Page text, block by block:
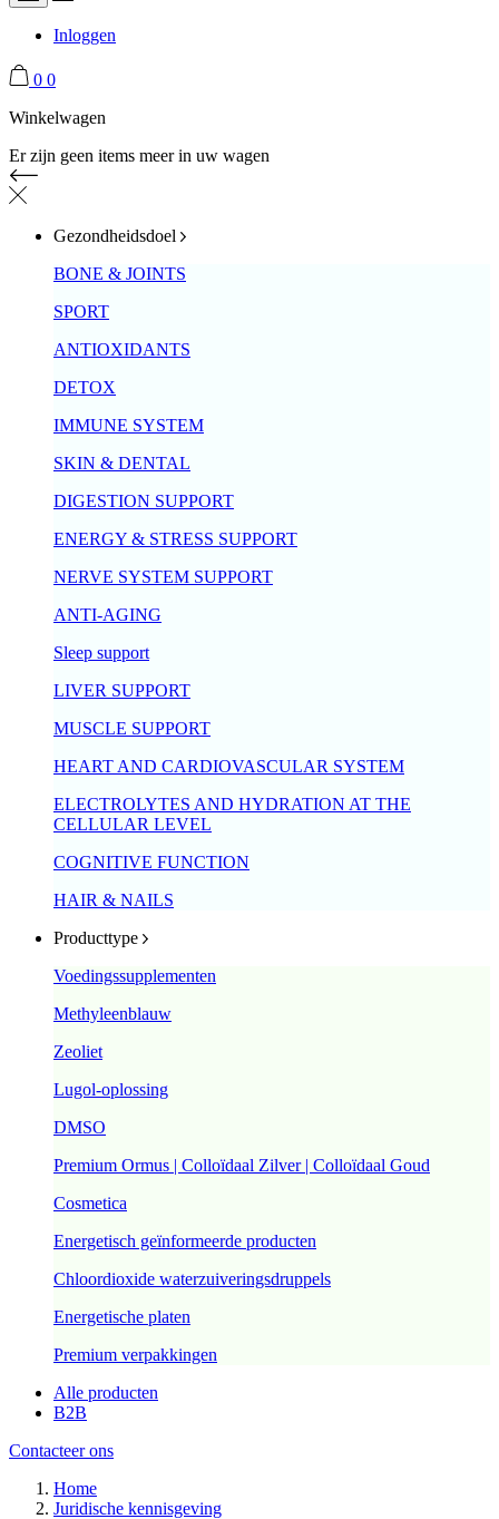
Inloggen
0 0
Winkelwagen
Er zijn geen items meer in uw wagen
Gezondheidsdoel
BONE & JOINTS
SPORT
ANTIOXIDANTS
DETOX
IMMUNE SYSTEM
SKIN & DENTAL
DIGESTION SUPPORT
ENERGY & STRESS SUPPORT
NERVE SYSTEM SUPPORT
ANTI-AGING
Sleep support
LIVER SUPPORT
MUSCLE SUPPORT
HEART AND CARDIOVASCULAR SYSTEM
ELECTROLYTES AND HYDRATION AT THE
CELLULAR LEVEL
COGNITIVE FUNCTION
HAIR & NAILS
Producttype
Voedingssupplementen
Methyleenblauw
Zeoliet
Lugol-oplossing
DMSO
Premium Ormus | Colloïdaal Zilver | Colloïdaal Goud
Cosmetica
Energetisch geïnformeerde producten
Chloordioxide waterzuiveringsdruppels
Energetische platen
Premium verpakkingen
Alle producten
B2B
Contacteer ons
Home
Juridische kennisgeving